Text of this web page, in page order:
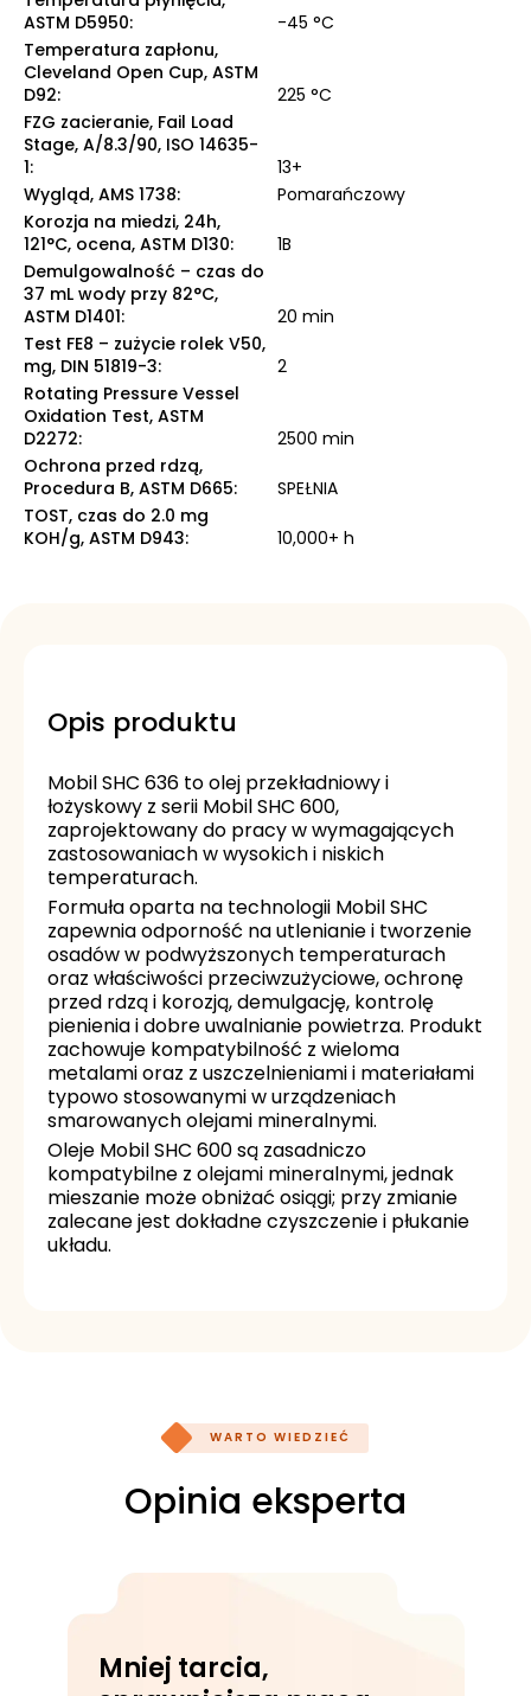
ASTM D5950:
-45 °C
Temperatura zapłonu,
Cleveland Open Cup, ASTM
D92:
225 °C
FZG zacieranie, Fail Load
Stage, A/8.3/90, ISO 14635-
1:
13+
Wygląd, AMS 1738:
Pomarańczowy
Korozja na miedzi, 24h,
121°C, ocena, ASTM D130:
1B
Demulgowalność – czas do
37 mL wody przy 82°C,
ASTM D1401:
20 min
Test FE8 – zużycie rolek V50,
mg, DIN 51819-3:
2
Rotating Pressure Vessel
Oxidation Test, ASTM
D2272:
2500 min
Ochrona przed rdzą,
Procedura B, ASTM D665:
SPEŁNIA
TOST, czas do 2.0 mg
KOH/g, ASTM D943: 10,000+ h
Opis produktu
Mobil SHC 636 to olej przekładniowy i
łożyskowy z serii Mobil SHC 600,
zaprojektowany do pracy w wymagających
zastosowaniach w wysokich i niskich
temperaturach.
Formuła oparta na technologii Mobil SHC
zapewnia odporność na utlenianie i tworzenie
osadów w podwyższonych temperaturach
oraz właściwości przeciwzużyciowe, ochronę
przed rdzą i korozją, demulgację, kontrolę
pienienia i dobre uwalnianie powietrza. Produkt
zachowuje kompatybilność z wieloma
metalami oraz z uszczelnieniami i materiałami
typowo stosowanymi w urządzeniach
smarowanych olejami mineralnymi.
Oleje Mobil SHC 600 są zasadniczo
kompatybilne z olejami mineralnymi, jednak
mieszanie może obniżać osiągi; przy zmianie
zalecane jest dokładne czyszczenie i płukanie
układu.
WARTO WIEDZIEĆ
Opinia eksperta
Mniej tarcia,